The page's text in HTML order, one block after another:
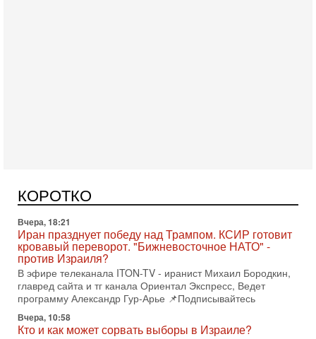
КОРОТКО
безопасности заявил, что Израиль готов самостоятельно
продолжить противостояние с Ираном, если США
Вчера, 18:21
Иран празднует победу над Трампом. КСИР готовит
кровавый переворот. "Бижневосточное НАТО" -
против Израиля?
В эфире телеканала ITON-TV - иранист Михаил Бородкин,
главред сайта и тг канала Ориентал Экспресс, Ведет
программу Александр Гур-Арье 📌Подписывайтесь
Вчера, 10:58
Кто и как может сорвать выборы в Израиле?